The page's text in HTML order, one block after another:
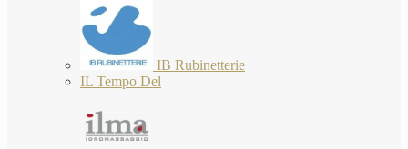
IB Rubinetterie
IL Tempo Del